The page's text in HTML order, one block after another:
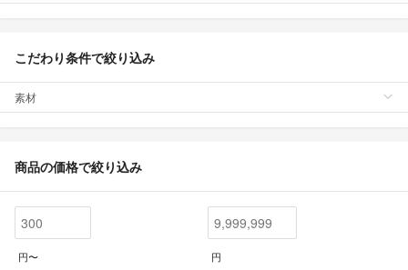
こだわり条件で絞り込み
素材
商品の価格で絞り込み
円〜 円